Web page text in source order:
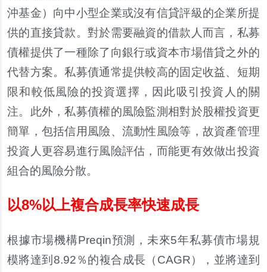
沖基金）向中小型企業或沒有信貸評級的企業所提
供的直接貸款。對於需要融資的借款人而言，私募
債權提供了一種除了向銀行或資本市場借貸之外的
代替方案。私募債通常提供較高的固定收益、短期
限和較低風險的投資選擇，因此吸引投資人的關
注。此外，私募債權的風險監測相對於股權投資更
簡單，包括信用風險、流動性風險等，故資產管理
投資人更容易進行風險評估，而能更有效做出投資
組合的風險分散。
以8%以上複合成長率快速成長
根據市場機構Preqin預測，未來5年私募債市場規
模將達到8.92％的複合成長（CAGR），並將達到